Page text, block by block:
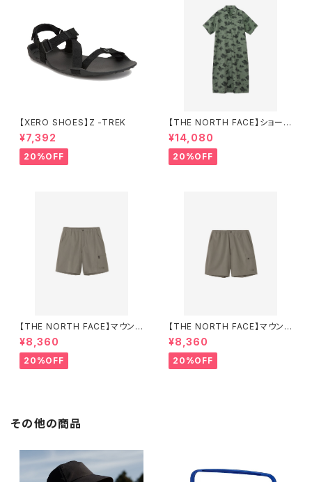
【XERO SHOES】Z -TREK
¥7,392
20%OFF
【THE NORTH FACE】ショート
スリーブアロハベントシャツワン
ピース（レディース）
¥14,080
20%OFF
【THE NORTH FACE】マウンテ
ンカラーショーツ（レディース）
¥8,360
20%OFF
【THE NORTH FACE】マウンテ
ンカラーショーツ（メンズ）
¥8,360
20%OFF
その他の商品